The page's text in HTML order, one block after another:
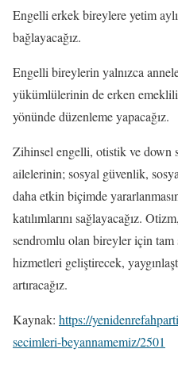
Engelli erkek bireylere yetim
bağlayacağız.
Engelli bireylerin yalnızca
yükümlülerinin de erken
yönünde düzenleme yapacağız.
Zihinsel engelli, otistik ve down
ailelerinin; sosyal güvenlik,
daha etkin biçimde
katılımlarını sağlayacağız.
sendromlu olan bireyler için tam
hizmetleri geliştirecek,
artıracağız.
Kaynak: https://
secimleri-beyannamemiz/2501